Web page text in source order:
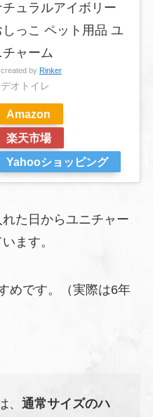
チュラルアイボリー
しっこ ペット用品 ユ
チャーム
created by Rinker
デオトイレ
Amazon
楽天市場
Yahooショッピング
た日からユニチャー
ます。
めです。（実際は6年
、 通常サイズのハ